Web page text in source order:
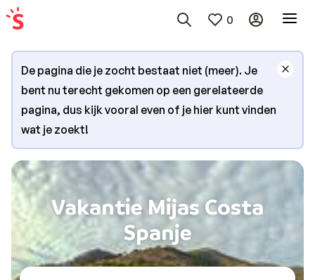
0
De pagina die je zocht bestaat niet (meer). Je
bent nu terecht gekomen op een gerelateerde
pagina, dus kijk vooral even of je hier kunt vinden
wat je zoekt!
Vakantie Mijas Costa
Spanje